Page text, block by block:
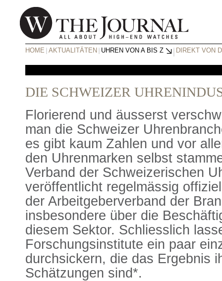
HOME AKTUALITÄTEN UHREN VON A BIS Z DIREKT VON
DIE SCHWEIZER
Florierend und äusserst
man die Schweizer
es gibt kaum Zahlen und vor
den Uhrenmarken selbst
Verband der Schweizerischen
veröffentlicht regelmässig
der Arbeitgeberverband der
insbesondere über die
diesem Sektor. Schliesslich
Forschungsinstitute ein paar
durchsickern, die das Ergebnis
Schätzungen sind*.